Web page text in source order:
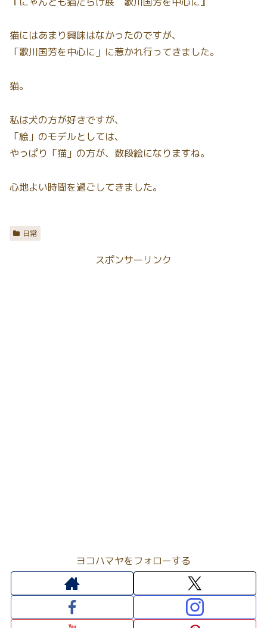
猫にはあまり興味はなかったのですが、
「歌川国芳を中心に」に惹かれ行ってきました。
猫。
私は犬の方が好きですが、
「絵」のモデルとしては、
やっぱり「猫」の方が、数段絵になりますね。
心地よい時間を過ごしてきました。
日常
スポンサーリンク
ヨコハマヤをフォローする